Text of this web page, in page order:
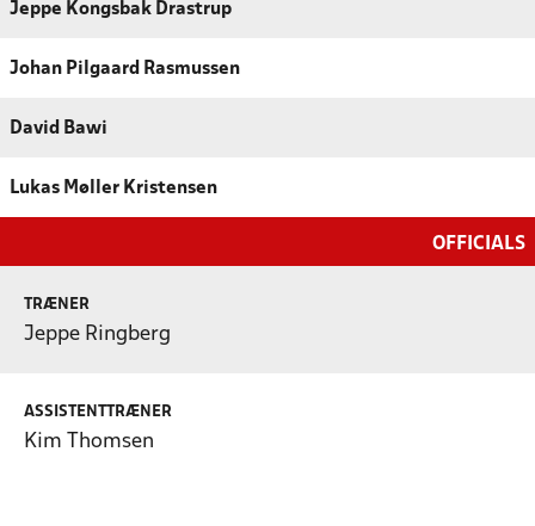
Jeppe Kongsbak Drastrup
Johan Pilgaard Rasmussen
David Bawi
Lukas Møller Kristensen
OFFICIALS
TRÆNER
Jeppe Ringberg
ASSISTENTTRÆNER
Kim Thomsen